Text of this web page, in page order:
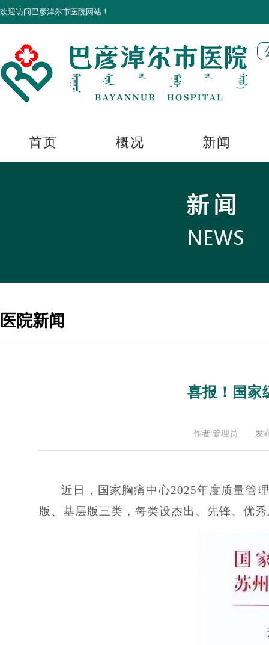
欢迎访问巴彦淖尔市医院网站！
首页 概况 新闻
医院新闻
喜报！国家
作者:管理员 发
近日，国家胸痛中心2025年度质量管
版、基层版三类，每类设杰出、先锋、优